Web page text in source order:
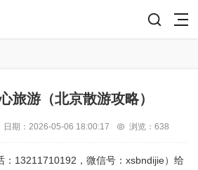
旅游（北京散游攻略）
日期： 2026-05-06 18:00:17 浏览：638
：13211710192，微信号：xsbndijie）给